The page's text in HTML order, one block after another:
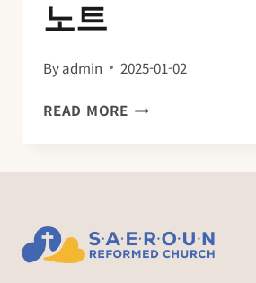
노트
Byadmin 2025-01-02
READ MORE주
는
경